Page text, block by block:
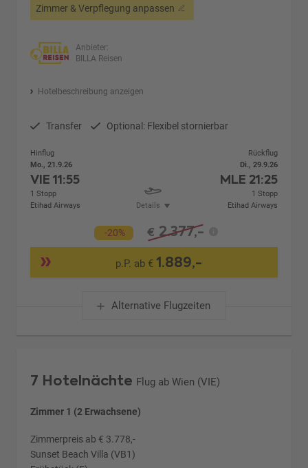
Zimmer & Verpflegung anpassen
Anbieter:
BILLA Reisen
Hotelbeschreibung anzeigen
Transfer Optional: Flexibel stornierbar
Hinflug
Mo., 21.9.26
VIE11:55
1 Stopp
Etihad Airways
Details
Rückflug
Di., 29.9.26
MLE 21:25
1 Stopp
Etihad Airways
-20% € 2.377,-
p.P. ab €1.889,-
Alternative Flugzeiten
7 Hotelnächte Flug ab Wien (VIE)
Zimmer 1 (2 Erwachsene)
Zimmerpreis ab € 3.778,-
Sunset Beach Villa (VB1)